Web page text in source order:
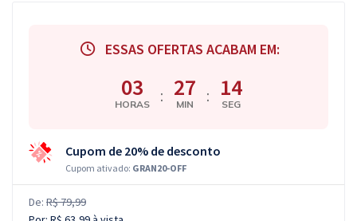
ESSAS OFERTAS ACABAM EM:
03
HORAS : 27
MIN : 14
SEG
Cupom de 20% de desconto
Cupom ativado: GRAN20-OFF
De: R$ 79,99